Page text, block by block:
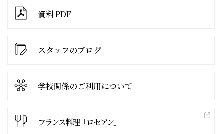
資料 PDF
スタッフのブログ
学校関係のご利用について
フランス料理「ロセアン」